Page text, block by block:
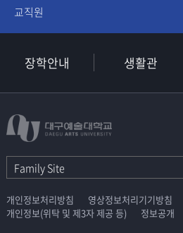
교직원
장학안내 생활관
Family Site
개인정보처리방침
영상정보처리기기방침
개인정보(위탁 및 제3자 제공 등)
정보공개